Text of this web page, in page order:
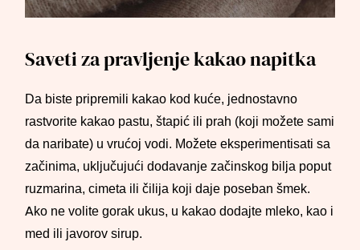
Saveti za pravljenje kakao napitka
Da biste pripremili kakao kod kuće, jednostavno
rastvorite kakao pastu, štapić ili prah (koji možete sami
da naribate) u vrućoj vodi. Možete eksperimentisati sa
začinima, uključujući dodavanje začinskog bilja poput
ruzmarina, cimeta ili čilija koji daje poseban šmek.
Ako ne volite gorak ukus, u kakao dodajte mleko, kao i
med ili javorov sirup.